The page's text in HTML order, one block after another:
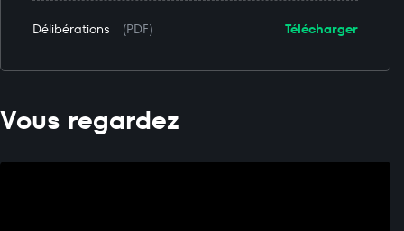
Télécharger
Délibérations (PDF)
Vous regardez